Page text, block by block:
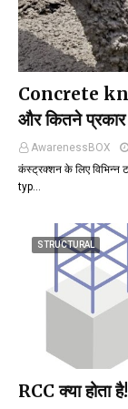
Concrete
और कितने प्रकार
AwarenessBOX
कंस्ट्रक्शन के लिए
typ…
STRUCTURAL
RCC क्या